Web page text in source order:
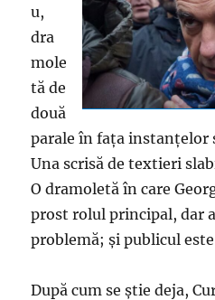
u,
dra
mole
tă de
două
parale în faţa instanţelor
Una scrisă de textieri
O dramoletă în care
prost rolul principal, dar
problemă; şi publicul
După cum se ştie deja,